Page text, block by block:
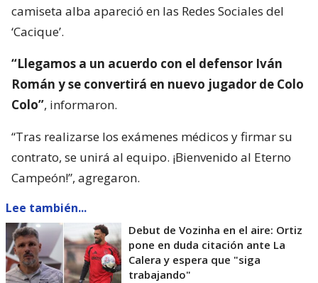
camiseta alba apareció en las Redes Sociales del
‘Cacique’.
“Llegamos a un acuerdo con el defensor Iván
Román y se convertirá en nuevo jugador de Colo
Colo”, informaron.
“Tras realizarse los exámenes médicos y firmar su
contrato, se unirá al equipo. ¡Bienvenido al Eterno
Campeón!”, agregaron.
Lee también...
Debut de Vozinha en el aire: Ortiz
pone en duda citación ante La
Calera y espera que "siga
trabajando"